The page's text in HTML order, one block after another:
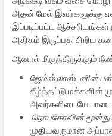
அதன் மேல் இவர்களுக்கு
இப்படிப்பட்ட ஆச்சரியங்கள்
அதிகம் இருப்பது சிறிய
ஆனால் மிகுந்திருக்கும்
ஜேம்ஸ் லாஸ்டனின்
கீழ்த்தட்டு மக்களின்
அவர்களிடையேயான
நொபகோவின் மூன்று
முதியவருமான